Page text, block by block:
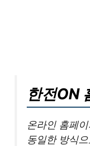
한전ON
온라인 홈페
동일한 방식